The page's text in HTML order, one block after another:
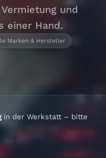
und
einer Hand.
Marken & Hersteller
in der Werkstatt – bitte